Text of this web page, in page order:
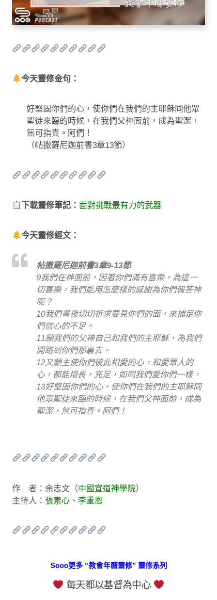
今天靈修金句：
好堅固你們的心，使你們在我們的主耶穌同他眾
聖徒來臨的時候，在我們父神面前，成為聖潔，
無可指責。阿們！
（帖撒羅尼迦前書3章13節）
下載靈修筆記： 面對挑戰最有力的武器
今天靈修經文：
帖撒羅尼迦前書3章9-13節
9我們在神面前，因著你們滿有喜樂。為這一
切喜樂，我們能用怎麼樣的感謝為你們報答神
呢？
10我們晝夜切切祈求要見你們的面，來補足你
們信心的不足。
11願我們的父神自己和我們的主耶穌，為我們
開路到你們那裏去。
12又願主使你們彼此相愛的心，和愛眾人的
心，都能增長，充足，如同我們愛你們一樣，
13好堅固你們的心，使你們在我們的主耶穌同
他眾聖徒來臨的時候，在我們父神面前，成為
聖潔，無可指責。阿們！
作 者：余志文（中國宣道神學院）
主持人： 張素心 、 李重恩
Sooo更多 “教會年曆靈修” 靈修系列
每天都以基督為中心